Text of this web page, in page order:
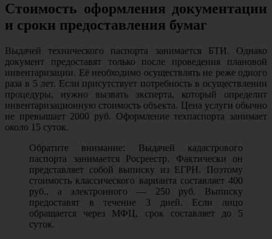
Стоимость оформления документации
и сроки предоставления бумаг
Выдачей технического паспорта занимается БТИ. Однако
документ предоставят только после проведения плановой
инвентаризации. Её необходимо осуществлять не реже одного
раза в 5 лет. Если присутствует потребность в осуществлении
процедуры, нужно вызвать эксперта, который определит
инвентаризационную стоимость объекта. Цена услуги обычно
не превышает 2000 руб. Оформление техпаспорта занимает
около 15 суток.
Обратите внимание: Выдачей кадастрового
паспорта занимается Росреестр. Фактически он
представляет собой выписку из ЕГРН. Поэтому
стоимость классического варианта составляет 400
руб., а электронного — 250 руб. Выписку
предоставят в течение 3 дней. Если лицо
обращается через МФЦ, срок составляет до 5
суток.